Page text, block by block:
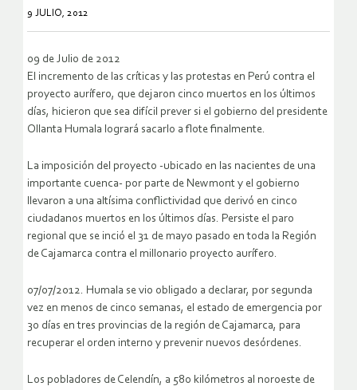
9 JULIO, 2012
09 de Julio de 2012
El incremento de las críticas y las protestas en Perú contra el
proyecto aurífero, que dejaron cinco muertos en los últimos
días, hicieron que sea difícil prever si el gobierno del presidente
Ollanta Humala logrará sacarlo a flote finalmente.
La imposición del proyecto -ubicado en las nacientes de una
importante cuenca- por parte de Newmont y el gobierno
llevaron a una altísima conflictividad que derivó en cinco
ciudadanos muertos en los últimos días. Persiste el paro
regional que se inció el 31 de mayo pasado en toda la Región
de Cajamarca contra el millonario proyecto aurífero.
07/07/2012. Humala se vio obligado a declarar, por segunda
vez en menos de cinco semanas, el estado de emergencia por
30 días en tres provincias de la región de Cajamarca, para
recuperar el orden interno y prevenir nuevos desórdenes.
Los pobladores de Celendín, a 580 kilómetros al noroeste de